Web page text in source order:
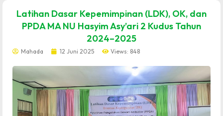
Latihan Dasar Kepemimpinan (LDK), OK, dan
PPDA MA NU Hasyim Asy’ari 2 Kudus Tahun
2024–2025
Mahada 12 Juni 2025 Views: 848